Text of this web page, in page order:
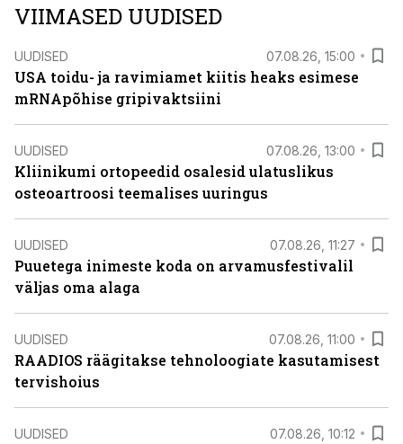
VIIMASED UUDISED
UUDISED 07.08.26, 15:00
USA toidu- ja ravimiamet kiitis heaks esimese
mRNApõhise gripivaktsiini
UUDISED 07.08.26, 13:00
Kliinikumi ortopeedid osalesid ulatuslikus
osteoartroosi teemalises uuringus
UUDISED 07.08.26, 11:27
Puuetega inimeste koda on arvamusfestivalil
väljas oma alaga
UUDISED 07.08.26, 11:00
RAADIOS räägitakse tehnoloogiate kasutamisest
tervishoius
UUDISED 07.08.26, 10:12